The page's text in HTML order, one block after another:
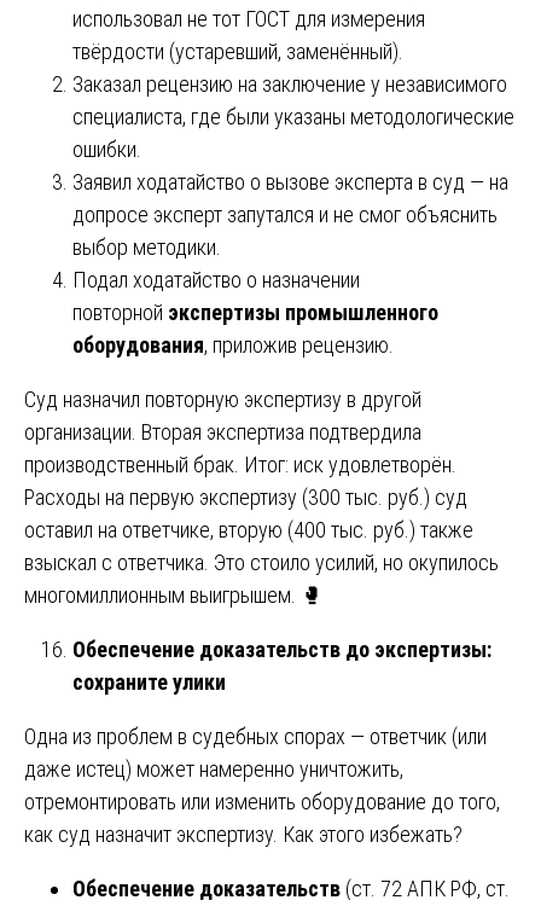
использовал не тот ГОСТ для измерения
твёрдости (устаревший, заменённый).
Заказал рецензию на заключение у независимого
специалиста, где были указаны методологические
ошибки.
Заявил ходатайство о вызове эксперта в суд — на
допросе эксперт запутался и не смог объяснить
выбор методики.
Подал ходатайство о назначении
повторной экспертизы промышленного
оборудования, приложив рецензию.
Суд назначил повторную экспертизу в другой
организации. Вторая экспертиза подтвердила
производственный брак. Итог: иск удовлетворён.
Расходы на первую экспертизу (300 тыс. руб.) суд
оставил на ответчике, вторую (400 тыс. руб.) также
взыскал с ответчика. Это стоило усилий, но окупилось
многомиллионным выигрышем. 🥊
Обеспечение доказательств до экспертизы:
сохраните улики
Одна из проблем в судебных спорах — ответчик (или
даже истец) может намеренно уничтожить,
отремонтировать или изменить оборудование до того,
как суд назначит экспертизу. Как этого избежать?
Обеспечение доказательств (ст. 72 АПК РФ, ст.